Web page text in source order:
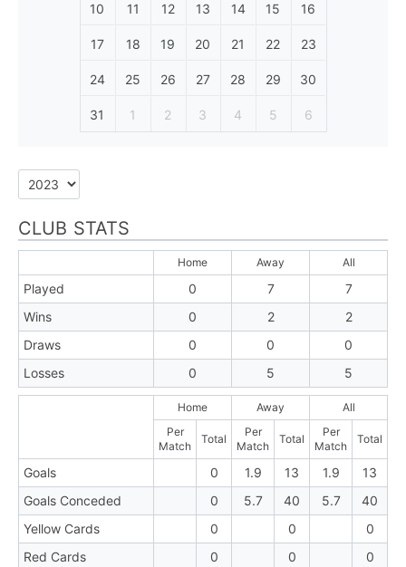
10 11 12 13 14 15 16
17 18 19 20 21 22 23
24 25 26 27 28 29 30
31 1 2 3 4 5 6
CLUB STATS
Home Away All
Played 0 7
7
Wins
0 2
2
Draws
0 0
0
Losses
0 5 5
Home Away
All
Per
Match
Total
Per
Match
Total
Per
Match
Total
Goals 0 1.9 13 1.9
13
Goals Conceded
0 5.7 40 5.7
40
Yellow Cards
0 0
0
Red Cards
0 0
0